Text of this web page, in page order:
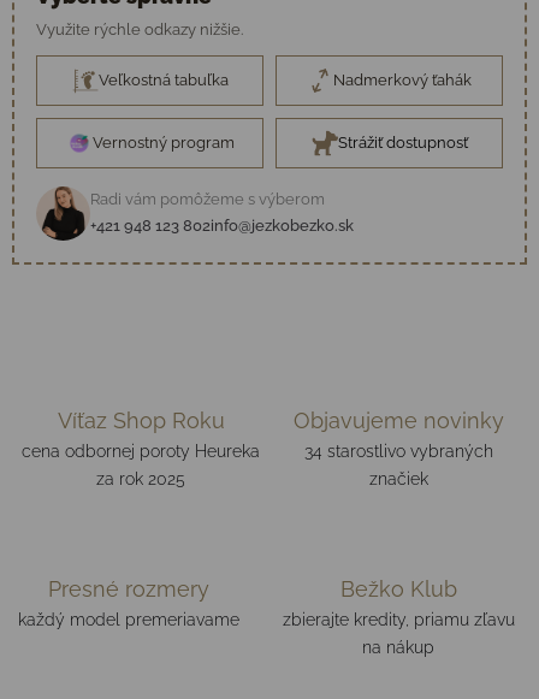
Využite rýchle odkazy nižšie.
Veľkostná tabuľka Nadmerkový ťahák
Vernostný program Strážiť dostupnosť
Radi vám pomôžeme s výberom
+421 948 123 802info@jezkobezko.sk
Víťaz Shop Roku
cena odbornej poroty Heureka
za rok 2025
Objavujeme novinky
34 starostlivo vybraných
značiek
Presné rozmery
každý model premeriavame
Bežko Klub
zbierajte kredity, priamu zľavu
na nákup